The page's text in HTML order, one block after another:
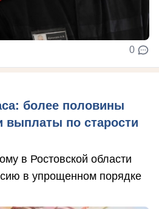
0
более половины
выплаты по старости
в Ростовской области
в упрощенном порядке